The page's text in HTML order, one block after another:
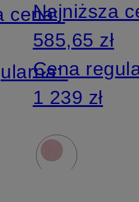
cena:
Najniższa
585,65 zł
Cena
1 239 zł